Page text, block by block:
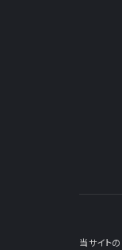
当サイト